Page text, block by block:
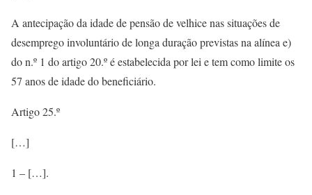
A antecipação da idade de pensão de velhice nas situações de
desemprego involuntário de longa duração previstas na alínea e)
do n.º 1 do artigo 20.º é estabelecida por lei e tem como limite os
57 anos de idade do beneficiário.
Artigo 25.º
[…]
1 – […].